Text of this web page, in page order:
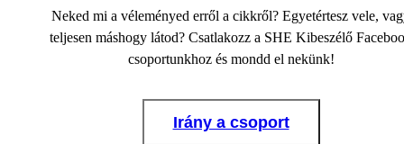
Neked mi a véleményed erről a cikkről? Egyetértesz vele,
teljesen máshogy látod? Csatlakozz a SHE Kibeszélő
csoportunkhoz és mondd el nekünk!
Irány a csoport